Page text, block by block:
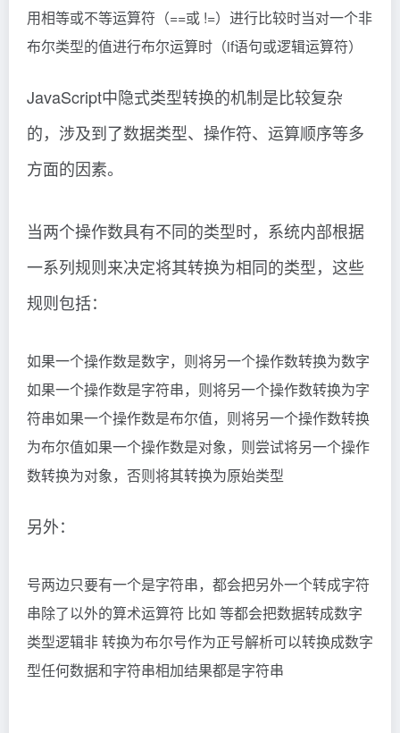
用相等或不等运算符（==或 !=）进行比较时当对一个非
布尔类型的值进行布尔运算时（if语句或逻辑运算符）
JavaScript中隐式类型转换的机制是比较复杂
的，涉及到了数据类型、操作符、运算顺序等多
方面的因素。
当两个操作数具有不同的类型时，系统内部根据
一系列规则来决定将其转换为相同的类型，这些
规则包括：
如果一个操作数是数字，则将另一个操作数转换为数字
如果一个操作数是字符串，则将另一个操作数转换为字
符串如果一个操作数是布尔值，则将另一个操作数转换
为布尔值如果一个操作数是对象，则尝试将另一个操作
数转换为对象，否则将其转换为原始类型
另外：
号两边只要有一个是字符串，都会把另外一个转成字符
串除了以外的算术运算符 比如 等都会把数据转成数字
类型逻辑非 转换为布尔号作为正号解析可以转换成数字
型任何数据和字符串相加结果都是字符串